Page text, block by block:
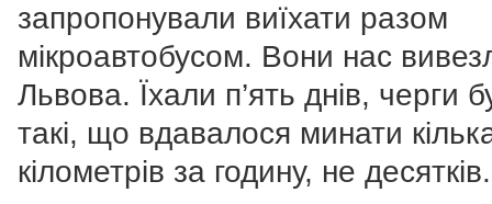
запропонували виїхати разом
мікроавтобусом. Вони нас
Львова. Їхали п’ять днів, черги
такі, що вдавалося минати
кілометрів за годину, не